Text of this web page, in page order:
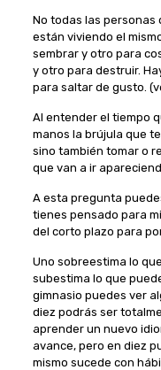
No todas las
están viviendo el
sembrar y otro para
y otro para destruir.
para saltar de gusto.
Al entender el tiempo
manos la brújula que
sino también tomar o
que van a ir
A esta pregunta
tienes pensado para
del corto plazo para
Uno sobreestima lo
subestima lo que
gimnasio puedes ver
diez podrás ser
aprender un nuevo
avance, pero en diez
mismo sucede con